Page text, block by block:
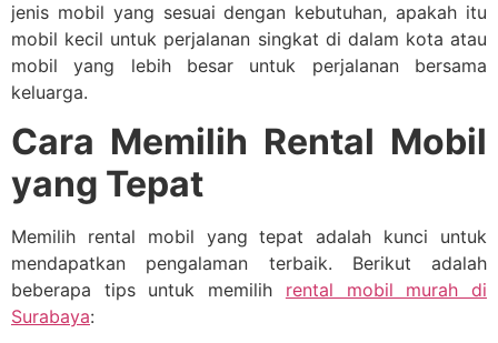
jenis mobil yang sesuai dengan kebutuhan, apakah itu
mobil kecil untuk perjalanan singkat di dalam kota atau
mobil yang lebih besar untuk perjalanan bersama
keluarga.
Cara Memilih Rental Mobil
yang Tepat
Memilih rental mobil yang tepat adalah kunci untuk
mendapatkan pengalaman terbaik. Berikut adalah
beberapa tips untuk memilih rental mobil murah di
Surabaya: